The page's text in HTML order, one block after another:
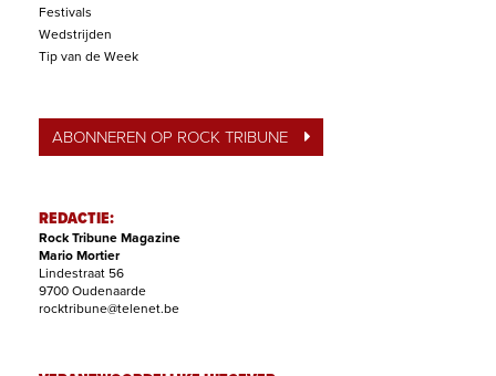
Festivals
Wedstrijden
Tip van de Week
ABONNEREN OP ROCK TRIBUNE
REDACTIE:
Rock Tribune Magazine
Mario Mortier
Lindestraat 56
9700 Oudenaarde
rocktribune@telenet.be